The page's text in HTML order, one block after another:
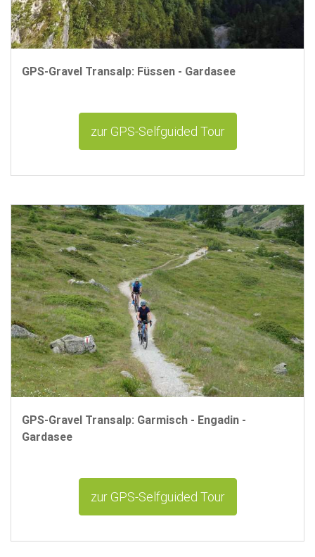
GPS-Gravel Transalp: Füssen - Gardasee
zur GPS-Selfguided Tour
GPS-Gravel Transalp: Garmisch - Engadin -
Gardasee
zur GPS-Selfguided Tour